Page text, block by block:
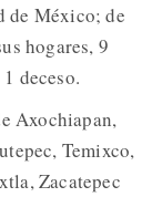
de México; de
hogares, 9
deceso.
Axochiapan,
Temixco,
Zacatepec